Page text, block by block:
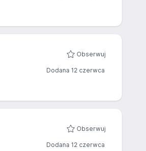
Obserwuj
Dodana 12 czerwca
Obserwuj
Dodana 12 czerwca